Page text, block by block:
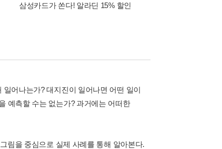
삼성카드가 쏜다! 알라딘 15% 할인
어나는가? 대지진이 일어나면 어떤 일이
예측할 수는 없는가? 과거에는 어떠한
림을 중심으로 실제 사례를 통해 알아본다.